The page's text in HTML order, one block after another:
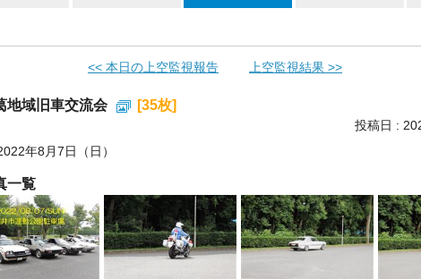
<< 本日の上空監視報告 上空監視結果 >>
地域旧車交流会 [35枚]
投稿日 :
年8月7日（日）
一覧